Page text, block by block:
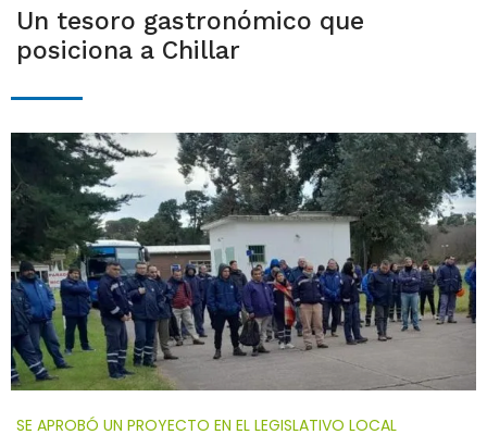
Un tesoro gastronómico que
posiciona a Chillar
SE APROBÓ UN PROYECTO EN EL LEGISLATIVO LOCAL